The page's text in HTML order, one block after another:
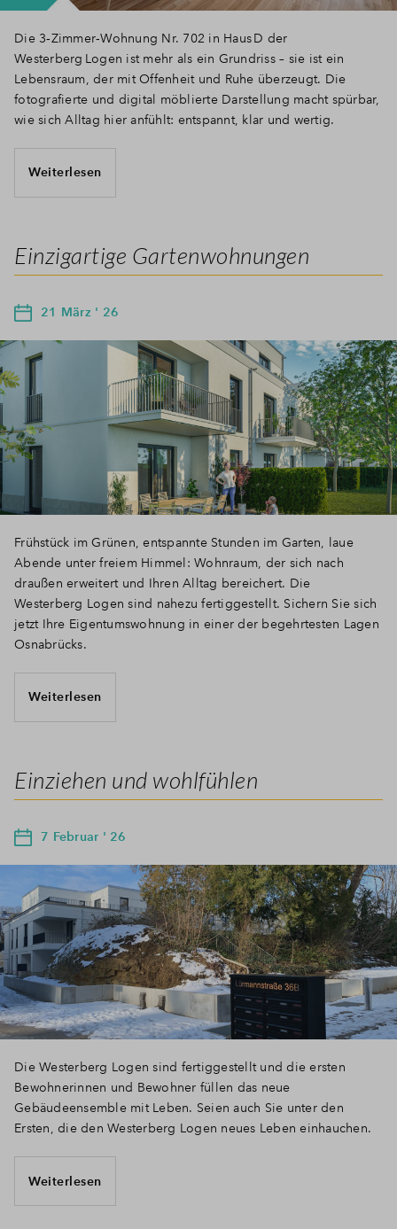
Die 3‑Zimmer‑Wohnung Nr. 702 in Haus D der
Westerberg Logen ist mehr als ein Grundriss – sie ist ein
Lebensraum, der mit Offenheit und Ruhe überzeugt. Die
fotografierte und digital möblierte Darstellung macht spürbar,
wie sich Alltag hier anfühlt: entspannt, klar und wertig.
Weiterlesen
Einzigartige Gartenwohnungen
21 März ' 26
Frühstück im Grünen, entspannte Stunden im Garten, laue
Abende unter freiem Himmel: Wohnraum, der sich nach
draußen erweitert und Ihren Alltag bereichert. Die
Westerberg Logen sind nahezu fertiggestellt. Sichern Sie sich
jetzt Ihre Eigentumswohnung in einer der begehrtesten Lagen
Osnabrücks.
Weiterlesen
Einziehen und wohlfühlen
7 Februar ' 26
Die Westerberg Logen sind fertiggestellt und die ersten
Bewohnerinnen und Bewohner füllen das neue
Gebäudeensemble mit Leben. Seien auch Sie unter den
Ersten, die den Westerberg Logen neues Leben einhauchen.
Weiterlesen